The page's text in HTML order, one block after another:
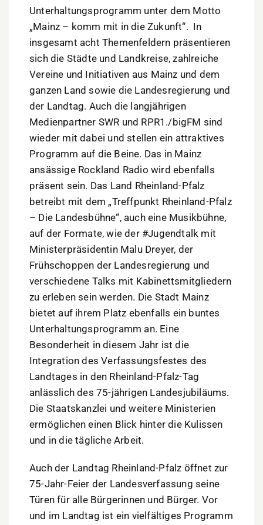
Unterhaltungsprogramm unter dem Motto
„Mainz – komm mit in die Zukunft“. In
insgesamt acht Themenfeldern präsentieren
sich die Städte und Landkreise, zahlreiche
Vereine und Initiativen aus Mainz und dem
ganzen Land sowie die Landesregierung und
der Landtag. Auch die langjährigen
Medienpartner SWR und RPR1./bigFM sind
wieder mit dabei und stellen ein attraktives
Programm auf die Beine. Das in Mainz
ansässige Rockland Radio wird ebenfalls
präsent sein. Das Land Rheinland-Pfalz
betreibt mit dem „Treffpunkt Rheinland-Pfalz
– Die Landesbühne“, auch eine Musikbühne,
auf der Formate, wie der #Jugendtalk mit
Ministerpräsidentin Malu Dreyer, der
Frühschoppen der Landesregierung und
verschiedene Talks mit Kabinettsmitgliedern
zu erleben sein werden. Die Stadt Mainz
bietet auf ihrem Platz ebenfalls ein buntes
Unterhaltungsprogramm an. Eine
Besonderheit in diesem Jahr ist die
Integration des Verfassungsfestes des
Landtages in den Rheinland-Pfalz-Tag
anlässlich des 75-jährigen Landesjubiläums.
Die Staatskanzlei und weitere Ministerien
ermöglichen einen Blick hinter die Kulissen
und in die tägliche Arbeit.
Auch der Landtag Rheinland-Pfalz öffnet zur
75-Jahr-Feier der Landesverfassung seine
Türen für alle Bürgerinnen und Bürger. Vor
und im Landtag ist ein vielfältiges Programm